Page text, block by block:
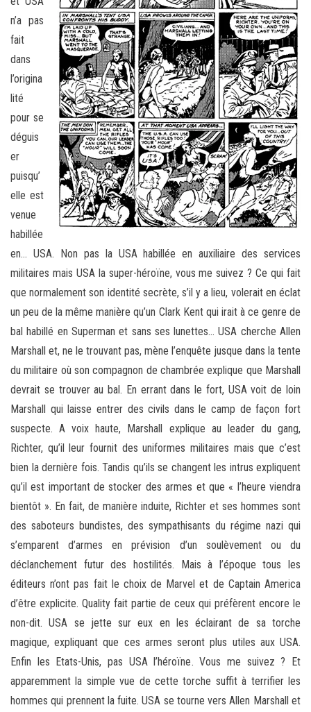
n’a pas
fait
dans
l’origina
lité
pour se
déguis
er
puisqu’
elle est
venue
habillée
en… USA. Non pas la USA habillée en auxiliaire des services
militaires mais USA la super-héroïne, vous me suivez ? Ce qui fait
que normalement son identité secrète, s’il y a lieu, volerait en éclat
un peu de la même manière qu’un Clark Kent qui irait à ce genre de
bal habillé en Superman et sans ses lunettes… USA cherche Allen
Marshall et, ne le trouvant pas, mène l’enquête jusque dans la tente
du militaire où son compagnon de chambrée explique que Marshall
devrait se trouver au bal. En errant dans le fort, USA voit de loin
Marshall qui laisse entrer des civils dans le camp de façon fort
suspecte. A voix haute, Marshall explique au leader du gang,
Richter, qu’il leur fournit des uniformes militaires mais que c’est
bien la dernière fois. Tandis qu’ils se changent les intrus expliquent
qu’il est important de stocker des armes et que « l’heure viendra
bientôt ». En fait, de manière induite, Richter et ses hommes sont
des saboteurs bundistes, des sympathisants du régime nazi qui
s’emparent d’armes en prévision d’un soulèvement ou du
déclanchement futur des hostilités. Mais à l’époque tous les
éditeurs n’ont pas fait le choix de Marvel et de Captain America
d’être explicite. Quality fait partie de ceux qui préfèrent encore le
non-dit. USA se jette sur eux en les éclairant de sa torche
magique, expliquant que ces armes seront plus utiles aux USA.
Enfin les Etats-Unis, pas USA l’héroïne. Vous me suivez ? Et
apparemment la simple vue de cette torche suffit à terrifier les
hommes qui prennent la fuite. USA se tourne vers Allen Marshall et